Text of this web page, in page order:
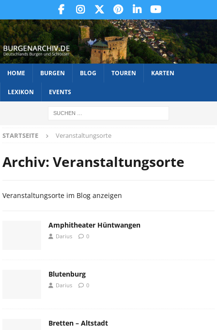
HOME BURGEN BLOG TOUREN KARTEN
LEXIKON EVENTS
STARTSEITE Veranstaltungsorte
Archiv: Veranstaltungsorte
Veranstaltungsorte im Blog anzeigen
Amphitheater Hüntwangen
Darius 0
Blutenburg
Darius 0
Bretten – Altstadt